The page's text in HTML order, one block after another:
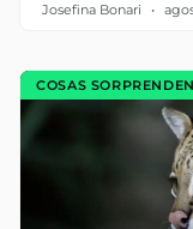
Josefina Bonari
COSAS